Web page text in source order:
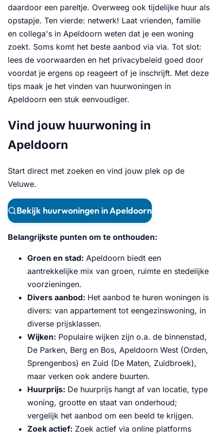
daardoor een pareltje. Overweeg ook tijdelijke huur als
opstapje. Ten vierde: netwerk! Laat vrienden, familie
en collega's in Apeldoorn weten dat je een woning
zoekt. Soms komt het beste aanbod via via. Tot slot:
lees de voorwaarden en het privacybeleid goed door
voordat je ergens op reageert of je inschrijft. Met deze
tips maak je het vinden van huurwoningen in
Apeldoorn een stuk eenvoudiger.
Vind jouw huurwoning in
Apeldoorn
Start direct met zoeken en vind jouw plek op de
Veluwe.
Bekijk huurwoningen in Apeldoorn
Belangrijkste punten om te onthouden:
Groen en stad: Apeldoorn biedt een
aantrekkelijke mix van groen, ruimte en stedelijke
voorzieningen.
Divers aanbod: Het aanbod te huren woningen is
divers: van appartement tot eengezinswoning, in
diverse prijsklassen.
Wijken: Populaire wijken zijn o.a. de binnenstad,
De Parken, Berg en Bos, Apeldoorn West (Orden,
Sprengenbos) en Zuid (De Maten, Zuidbroek),
maar verken ook andere buurten.
Huurprijs: De huurprijs hangt af van locatie, type
woning, grootte en staat van onderhoud;
vergelijk het aanbod om een beeld te krijgen.
Zoek actief: Zoek actief via online platforms